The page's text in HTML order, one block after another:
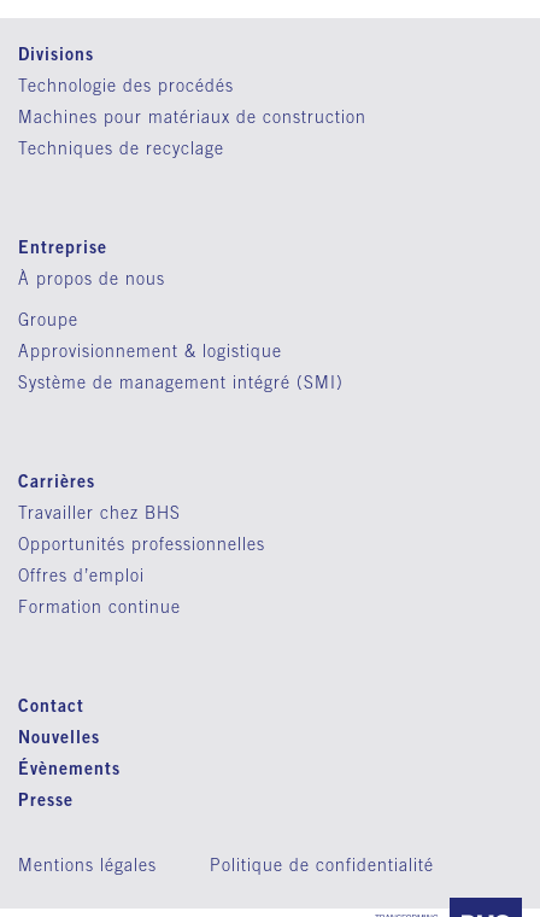
Divisions
Technologie des procédés
Machines pour matériaux de construction
Techniques de recyclage
Entreprise
À propos de nous
Groupe
Approvisionnement & logistique
Système de management intégré (SMI)
Carrières
Travailler chez BHS
Opportunités professionnelles
Offres d’emploi
Formation continue
Contact
Nouvelles
Évènements
Presse
Mentions légales Politique de confidentialité